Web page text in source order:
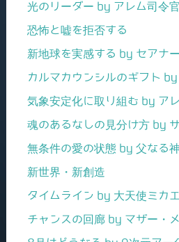
光のリーダー by アレム司令官
恐怖と嘘を拒否する
新地球を実感する by セアナ
カルマカウンシルのギフト
気象安定化に取り組む by ア
魂のあるなしの見分け方 by
無条件の愛の状態 by 父なる神
新世界・新創造
タイムライン by 大天使ミカ
チャンスの回廊 by マザー・